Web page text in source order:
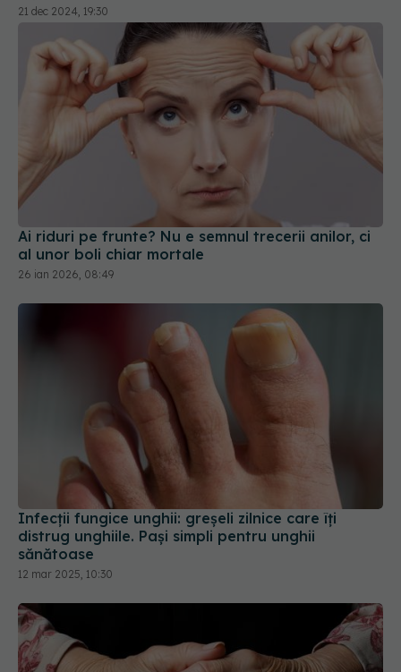
Ai riduri pe frunte? Nu e semnul trecerii anilor, ci
al unor boli chiar mortale
26 ian 2026, 08:49
Infecții fungice unghii: greșeli zilnice care îți
distrug unghiile. Pași simpli pentru unghii
sănătoase
12 mar 2025, 10:30